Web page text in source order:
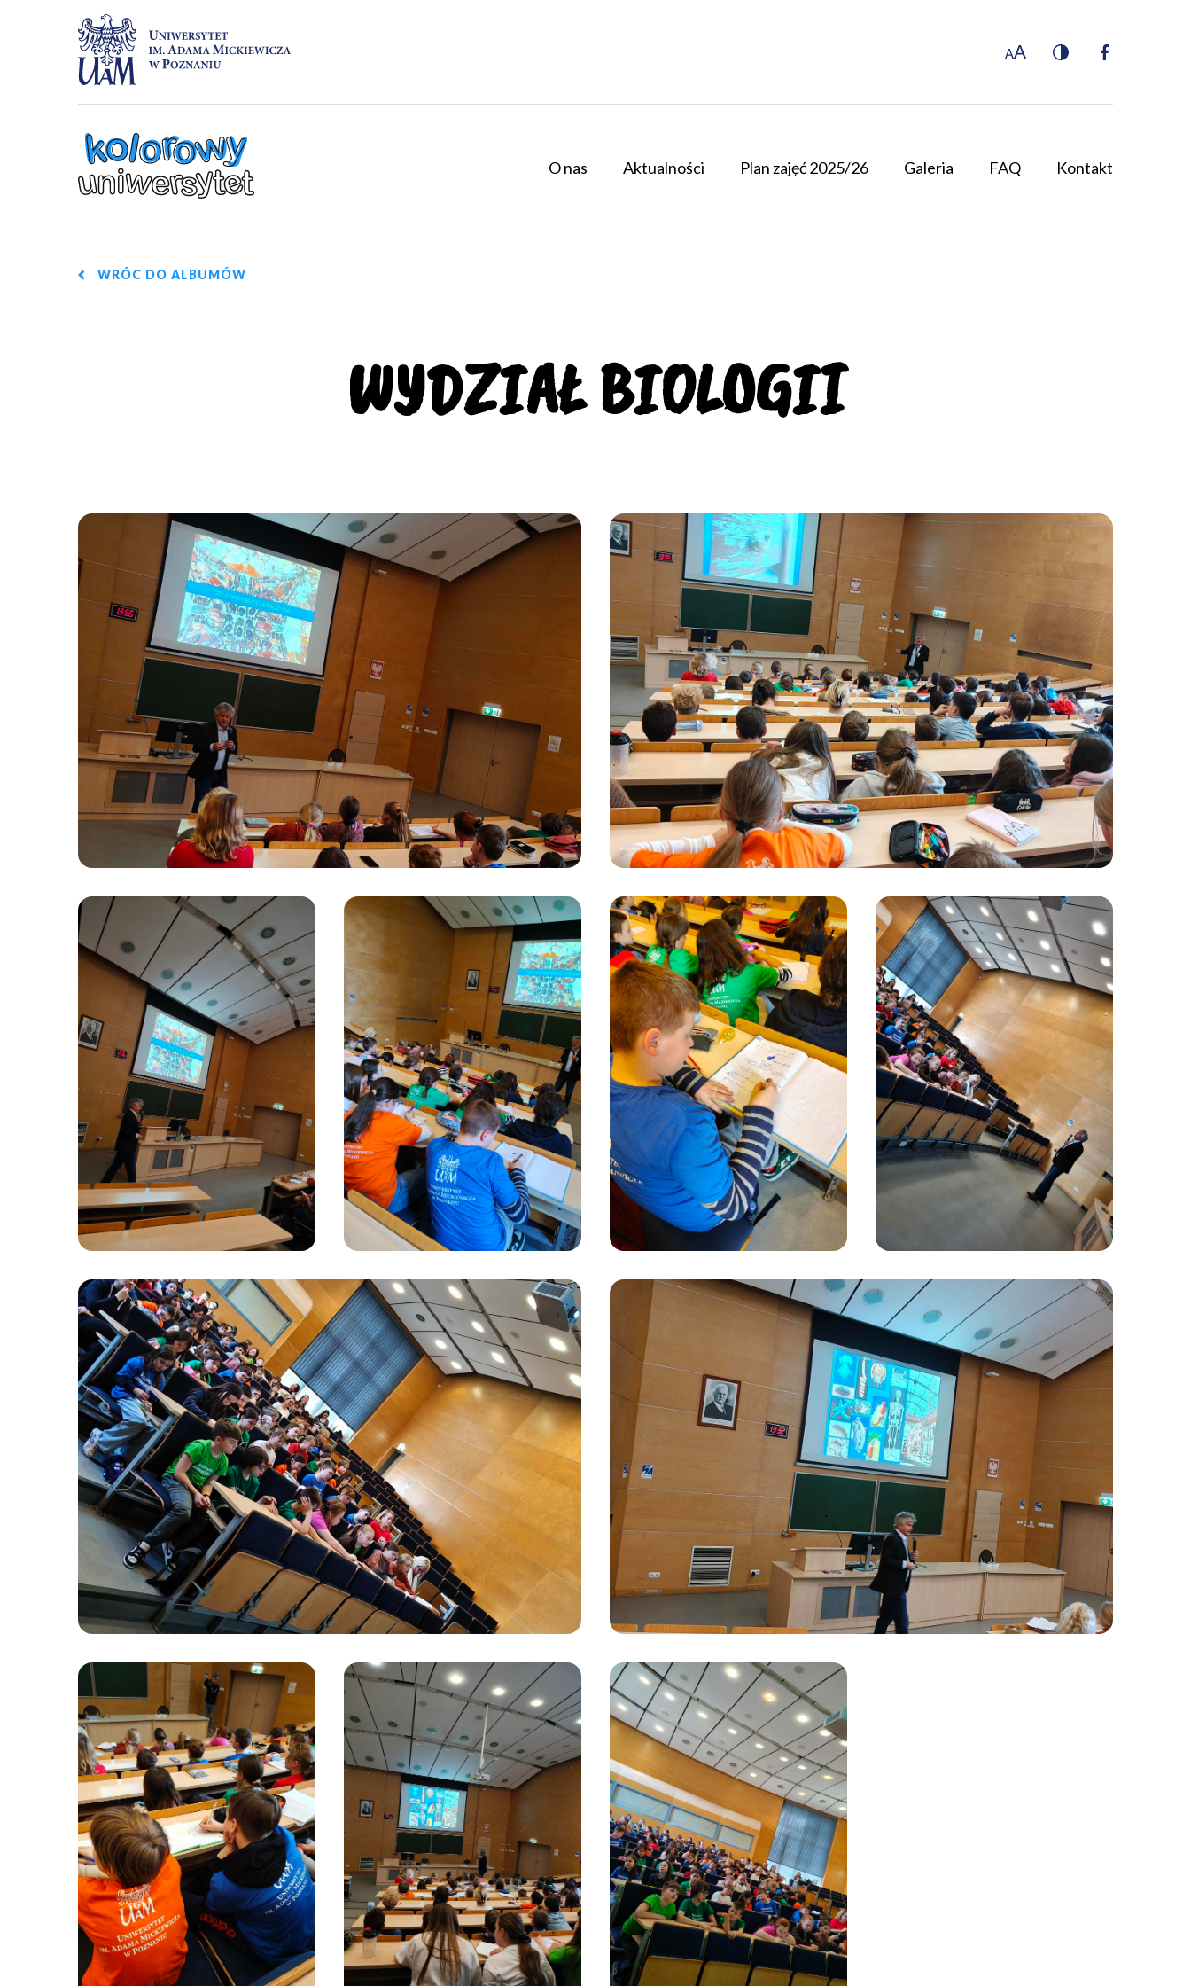
O nas Aktualności Plan zajęć 2025/26 Galeria FAQ Kontakt
WRÓC DO ALBUMÓW
WYDZIAŁ BIOLOGII